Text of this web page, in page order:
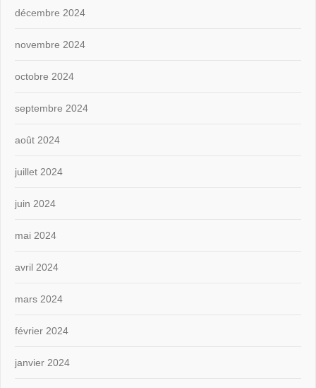
décembre 2024
novembre 2024
octobre 2024
septembre 2024
août 2024
juillet 2024
juin 2024
mai 2024
avril 2024
mars 2024
février 2024
janvier 2024